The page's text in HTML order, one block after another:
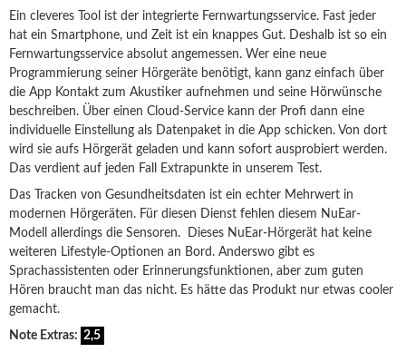
Ein cleveres Tool ist der integrierte Fernwartungsservice. Fast jeder
hat ein Smartphone, und Zeit ist ein knappes Gut. Deshalb ist so ein
Fernwartungsservice absolut angemessen. Wer eine neue
Programmierung seiner Hörgeräte benötigt, kann ganz einfach über
die App Kontakt zum Akustiker aufnehmen und seine Hörwünsche
beschreiben. Über einen Cloud-Service kann der Profi dann eine
individuelle Einstellung als Datenpaket in die App schicken. Von dort
wird sie aufs Hörgerät geladen und kann sofort ausprobiert werden.
Das verdient auf jeden Fall Extrapunkte in unserem Test.
Das Tracken von Gesundheitsdaten ist ein echter Mehrwert in
modernen Hörgeräten. Für diesen Dienst fehlen diesem NuEar-
Modell allerdings die Sensoren. Dieses NuEar-Hörgerät hat keine
weiteren Lifestyle-Optionen an Bord. Anderswo gibt es
Sprachassistenten oder Erinnerungsfunktionen, aber zum guten
Hören braucht man das nicht. Es hätte das Produkt nur etwas cooler
gemacht.
Note Extras: 2,5